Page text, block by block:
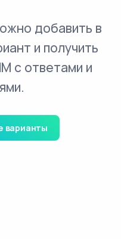
добавить в
и получить
с ответами и
варианты